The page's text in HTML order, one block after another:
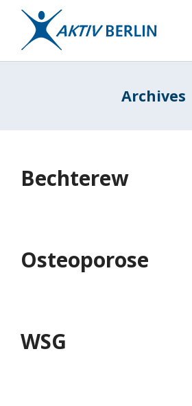
Archives
Bechterew
Osteoporose
WSG